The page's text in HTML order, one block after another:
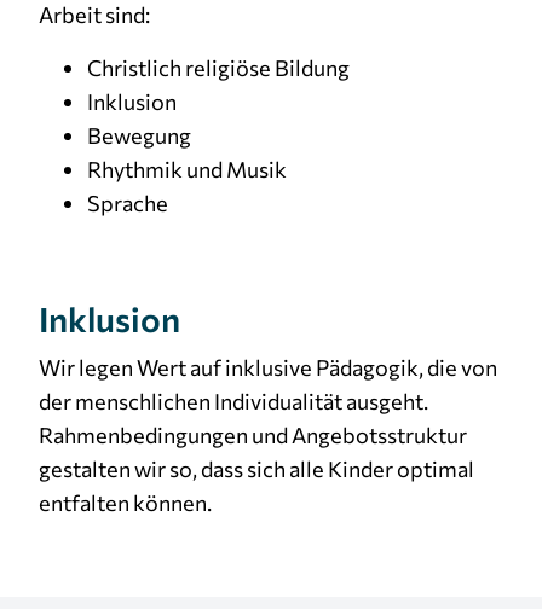
Arbeit sind:
Christlich religiöse Bildung
Inklusion
Bewegung
Rhythmik und Musik
Sprache
Inklusion
Wir legen Wert auf inklusive Pädagogik, die von
der menschlichen Individualität ausgeht.
Rahmenbedingungen und Angebotsstruktur
gestalten wir so, dass sich alle Kinder optimal
entfalten können.